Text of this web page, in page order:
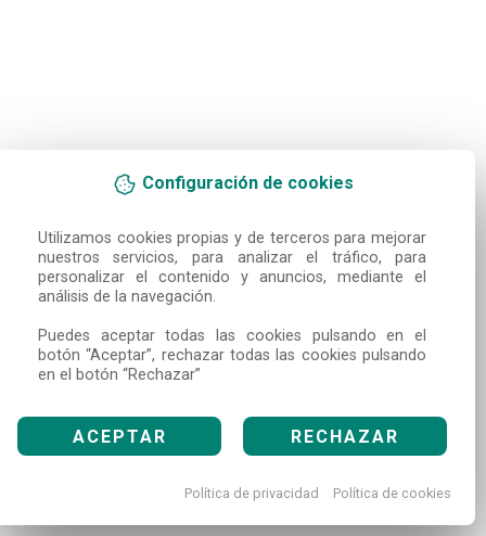
Configuración de cookies
Utilizamos cookies propias y de terceros para mejorar
nuestros servicios, para analizar el tráfico, para
personalizar el contenido y anuncios, mediante el
análisis de la navegación.
Puedes aceptar todas las cookies pulsando en el
botón “Aceptar”, rechazar todas las cookies pulsando
en el botón “Rechazar”
ACEPTAR RECHAZAR
Política de privacidad Política de cookies